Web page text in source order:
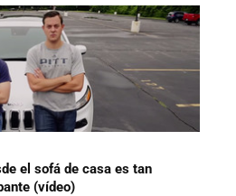
el sofá de casa es tan
(vídeo)